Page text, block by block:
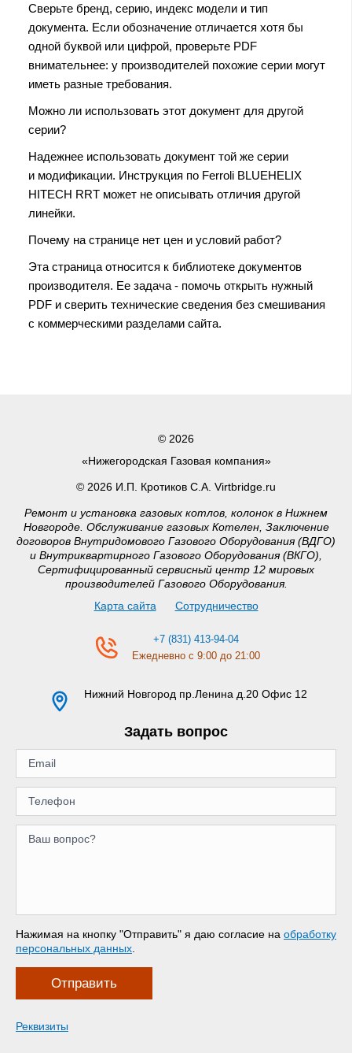
Сверьте бренд, серию, индекс модели и тип
документа. Если обозначение отличается хотя бы
одной буквой или цифрой, проверьте PDF
внимательнее: у производителей похожие серии могут
иметь разные требования.
Можно ли использовать этот документ для другой
серии?
Надежнее использовать документ той же серии
и модификации. Инструкция по Ferroli BLUEHELIX
HITECH RRT может не описывать отличия другой
линейки.
Почему на странице нет цен и условий работ?
Эта страница относится к библиотеке документов
производителя. Ее задача - помочь открыть нужный
PDF и сверить технические сведения без смешивания
с коммерческими разделами сайта.
© 2026
«Нижегородская Газовая компания»
© 2026 И.П. Кротиков С.А. Virtbridge.ru
Ремонт и установка газовых котлов, колонок в Нижнем
Новгороде. Обслуживание газовых Котелен, Заключение
договоров Внутридомового Газового Оборудования (ВДГО)
и Внутриквартирного Газового Оборудования (ВКГО),
Сертифицированный сервисный центр 12 мировых
производителей Газового Оборудования.
Карта сайта
Сотрудничество
+7 (831) 413-94-04
Ежедневно с 9:00 до 21:00
Нижний Новгород пр.Ленина д.20 Офис 12
Задать вопрос
Нажимая на кнопку "Отправить" я даю согласие на обработку
персональных данных
Отправить
Реквизиты